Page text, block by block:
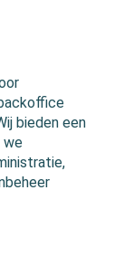
bieden een
we